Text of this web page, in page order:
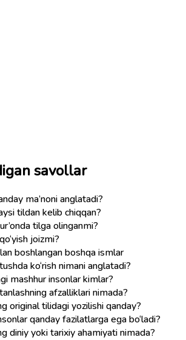
savollar
ma’noni anglatadi?
tildan kelib chiqqan?
tilga olinganmi?
joizmi?
boshlangan boshqa ismlar
ko‘rish nimani anglatadi?
mashhur insonlar kimlar?
afzalliklari nimada?
original tilidagi yozilishi qanday?
qanday fazilatlarga ega bo‘ladi?
diniy yoki tarixiy ahamiyati nimada?